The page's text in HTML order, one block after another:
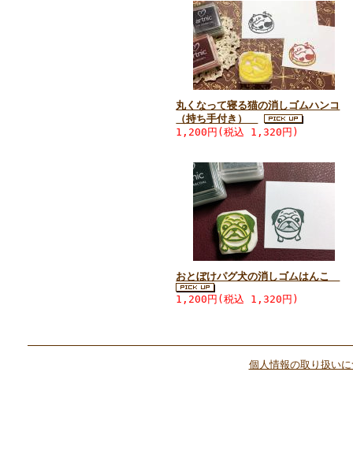
丸くなって寝る猫の消しゴムハンコ
（持ち手付き）
1,200円(税込 1,320円)
おとぼけパグ犬の消しゴムはんこ
1,200円(税込 1,320円)
個人情報の取り扱い